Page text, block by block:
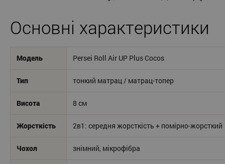
Основні характеристики
Модель Persei Roll Air UP Plus Cocos
Тип тонкий матрац / матрац-топер
Висота 8 см
Жорсткість 2в1: середня жорсткість + помірно-жорсткий
Чохол знімний, мікрофібра